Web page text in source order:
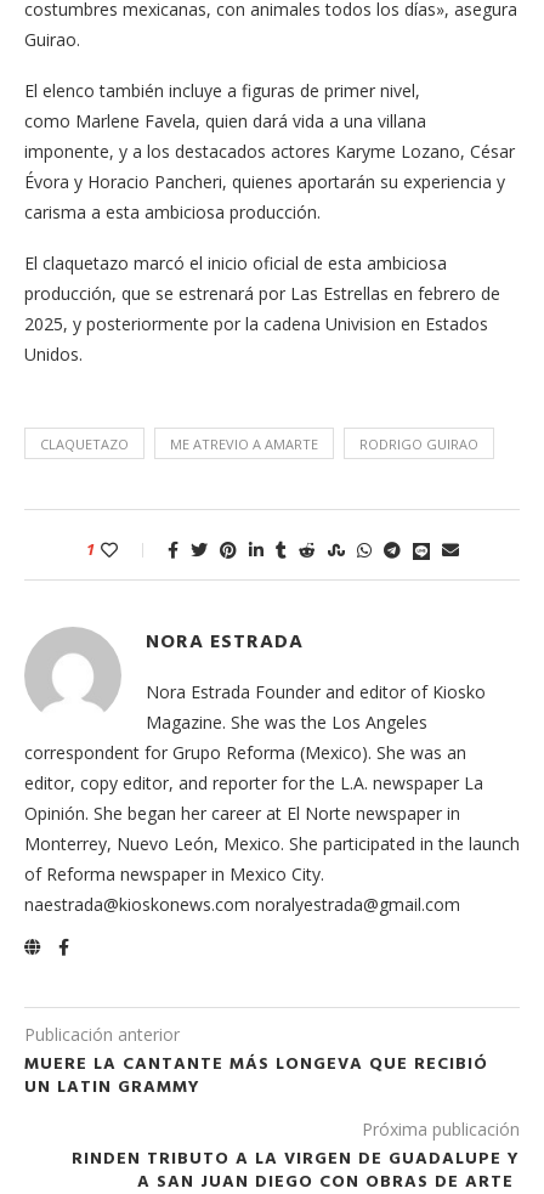
costumbres mexicanas, con animales todos los días», asegura
Guirao.
El elenco también incluye a figuras de primer nivel,
como Marlene Favela, quien dará vida a una villana
imponente, y a los destacados actores Karyme Lozano, César
Évora y Horacio Pancheri, quienes aportarán su experiencia y
carisma a esta ambiciosa producción.
El claquetazo marcó el inicio oficial de esta ambiciosa
producción, que se estrenará por Las Estrellas en febrero de
2025, y posteriormente por la cadena Univision en Estados
Unidos.
CLAQUETAZO ME ATREVIO A AMARTE RODRIGO GUIRAO
1
NORA ESTRADA
Nora Estrada Founder and editor of Kiosko
Magazine. She was the Los Angeles
correspondent for Grupo Reforma (Mexico). She was an
editor, copy editor, and reporter for the L.A. newspaper La
Opinión. She began her career at El Norte newspaper in
Monterrey, Nuevo León, Mexico. She participated in the launch
of Reforma newspaper in Mexico City.
naestrada@kioskonews.com noralyestrada@gmail.com
Publicación anterior
MUERE LA CANTANTE MÁS LONGEVA QUE RECIBIÓ
UN LATIN GRAMMY
Próxima publicación
RINDEN TRIBUTO A LA VIRGEN DE GUADALUPE Y
A SAN JUAN DIEGO​ CON OBRAS DE ARTE